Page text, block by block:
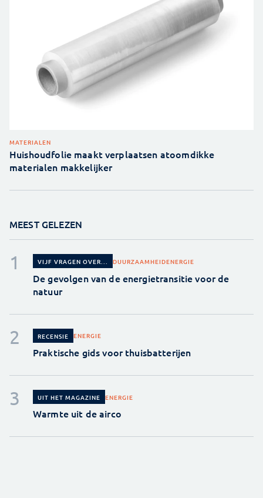
MATERIALEN
Huishoudfolie maakt verplaatsen atoomdikke
materialen makkelijker
MEEST GELEZEN
VIJF VRAGEN OVER... DUURZAAMHEIDENERGIE
De gevolgen van de energietransitie voor de
natuur
RECENSIE ENERGIE
Praktische gids voor thuisbatterijen
UIT HET MAGAZINE ENERGIE
Warmte uit de airco